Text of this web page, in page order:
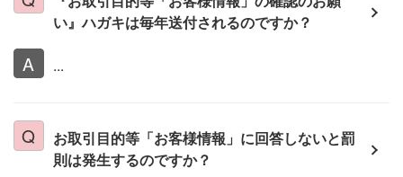
い』ハガキは毎年送付されるのですか？
...
お取引目的等「お客様情報」に回答しないと罰
則は発生するのですか？